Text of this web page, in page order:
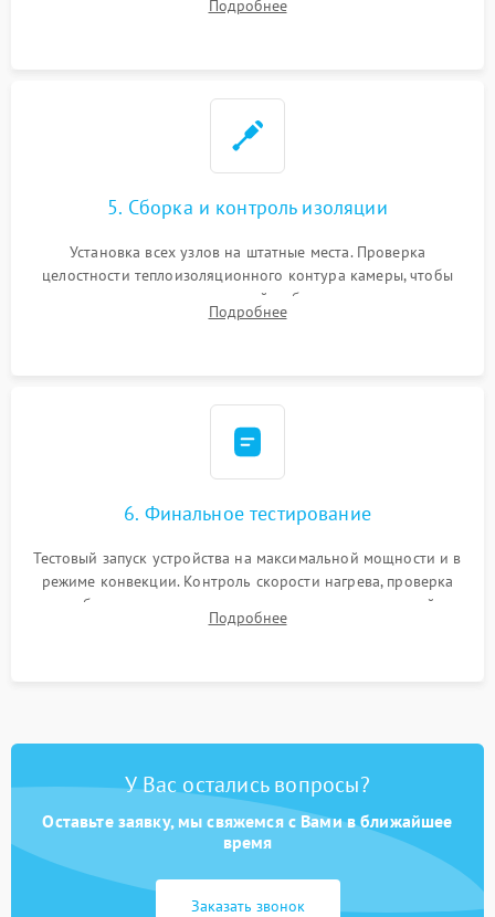
выгоревших реле, восстановление контактов и замена
Подробнее
5. Сборка и контроль изоляции
Установка всех узлов на штатные места. Проверка
целостности теплоизоляционного контура камеры, чтобы
исключить перегрев кухонной мебели и потерю тепла.
Надежная фиксация клемм и сборка корпуса шкафа.
Подробнее
6. Финальное тестирование
Тестовый запуск устройства на максимальной мощности и в
режиме конвекции. Контроль скорости нагрева, проверка
срабатывания термостата при достижении заданной
температуры и тест на отсутствие утечек тока.
Подробнее
У Вас остались вопросы?
Оставьте заявку, мы свяжемся с Вами в ближайшее
время
Заказать звонок